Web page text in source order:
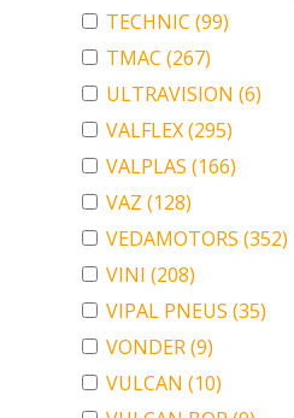
TECHNIC (99)
TMAC (267)
ULTRAVISION (6)
VALFLEX(295)
VALPLAS (166)
VAZ (128)
VEDAMOTORS (352)
VINI (208)
VIPAL PNEUS (35)
VONDER(9)
VULCAN (10)